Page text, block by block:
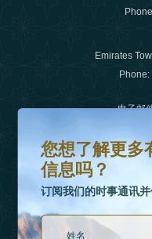
Emirates
电子邮
微信没
您想了解更多有关最新
订阅我们的时事通讯并保
您想了解更多
信息吗？
订阅我们的时事通讯